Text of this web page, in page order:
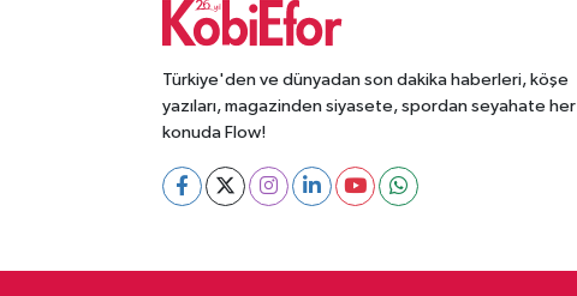
Türkiye'den ve dünyadan son dakika haberleri, köşe
yazıları, magazinden siyasete, spordan seyahate her
konuda Flow!